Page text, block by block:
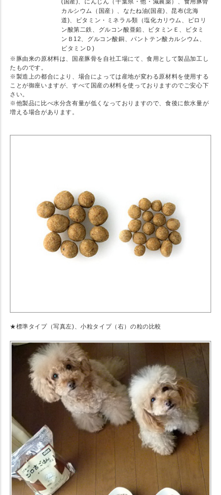
(国産)、にんじん（千葉県・他・減農薬）、食用豚骨
カルシウム（国産）、なたね油(国産)、昆布(北海
道)、ビタミン・ミネラル類（塩化カリウム、ピロリ
ン酸第二鉄、グルコン酸亜鉛、ビタミンＥ、ビタミ
ンＢ12、グルコン酸銅、パントテン酸カルシウム、
ビタミンＤ)
※豚由来の原材料は、国産豚骨を自社工場にて、食用として製品加工し
たものです。
※製造上の都合により、場合によっては産地が変わる原材料を使用する
ことが御座いますが、すべて国産の材料を使っておりますのでご安心下
さい。
※他製品に比べ水分含有量が低くなっておりますので、食後に飲水量が
増える場合があります。
★標準タイプ（写真左)、小粒タイプ（右）の粒の比較